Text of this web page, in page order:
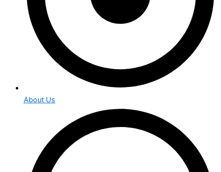
About Us